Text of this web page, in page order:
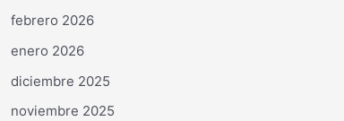
febrero 2026
enero 2026
diciembre 2025
noviembre 2025